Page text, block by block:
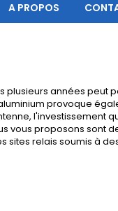
A PROPOS
plusieurs années peut
provoque
vous proposons sont
sites relais soumis à